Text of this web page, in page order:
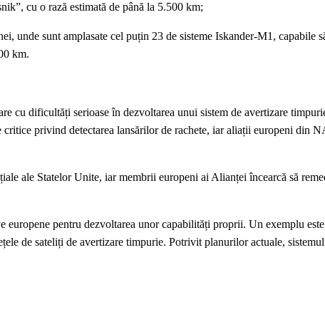
cu o rază estimată de până la 5.500 km;
unde sunt amplasate cel puțin 23 de sisteme Iskander-M1, capabile
km.
cu dificultăți serioase în dezvoltarea unui sistem de avertizare
privind detectarea lansărilor de rachete, iar aliații europeni din
ale Statelor Unite, iar membrii europeni ai Alianței încearcă să
pentru dezvoltarea unor capabilități proprii. Un exemplu
de sateliți de avertizare timpurie. Potrivit planurilor actuale,